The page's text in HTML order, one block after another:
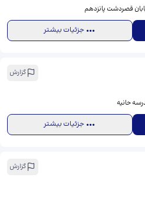
قصردشت پانزدهم
جزئیات بیشتر
گزارش
جزئیات بیشتر
گزارش